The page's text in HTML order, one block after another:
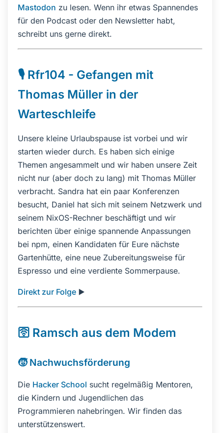
Mastodon zu lesen. Wenn ihr etwas Spannendes
für den Podcast oder den Newsletter habt,
schreibt uns gerne direkt.
🎙️ Rfr104 - Gefangen mit
Thomas Müller in der
Warteschleife
Unsere kleine Urlaubspause ist vorbei und wir
starten wieder durch. Es haben sich einige
Themen angesammelt und wir haben unsere Zeit
nicht nur (aber doch zu lang) mit Thomas Müller
verbracht. Sandra hat ein paar Konferenzen
besucht, Daniel hat sich mit seinem Netzwerk und
seinem NixOS-Rechner beschäftigt und wir
berichten über einige spannende Anpassungen
bei npm, einen Kandidaten für Eure nächste
Gartenhütte, eine neue Zubereitungsweise für
Espresso und eine verdiente Sommerpause.
Direkt zur Folge ▶️
🛜 Ramsch aus dem Modem
🧒 Nachwuchsförderung
Die Hacker School sucht regelmäßig Mentoren,
die Kindern und Jugendlichen das
Programmieren nahebringen. Wir finden das
unterstützenswert.